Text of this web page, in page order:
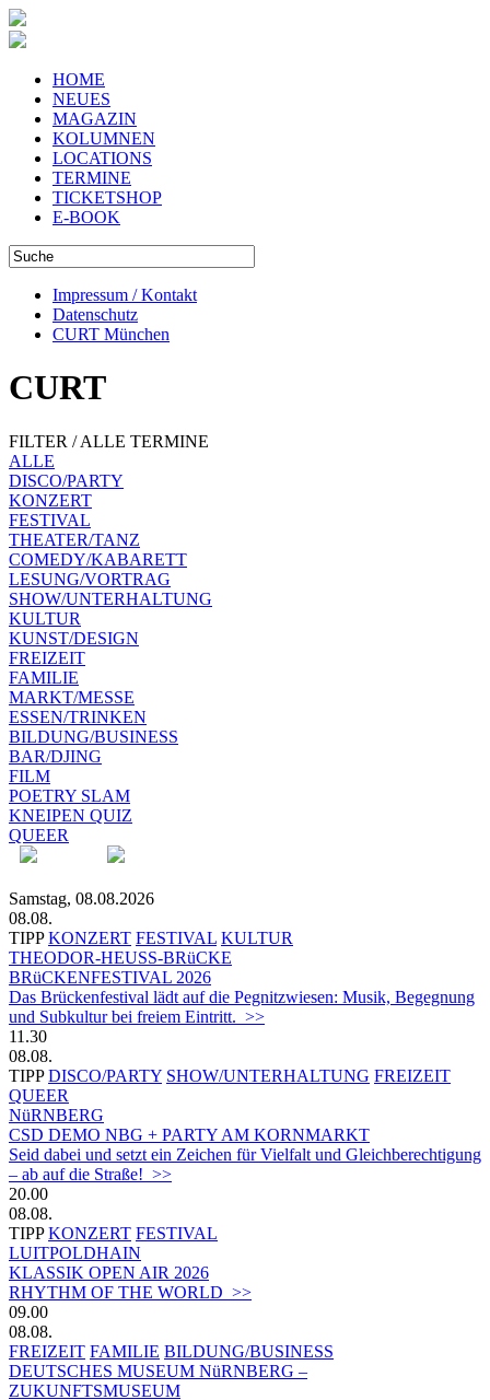
HOME
NEUES
MAGAZIN
KOLUMNEN
LOCATIONS
TERMINE
TICKETSHOP
E-BOOK
Impressum / Kontakt
Datenschutz
CURT München
CURT
FILTER / ALLE TERMINE
ALLE
DISCO/PARTY
KONZERT
FESTIVAL
THEATER/TANZ
COMEDY/KABARETT
LESUNG/VORTRAG
SHOW/UNTERHALTUNG
KULTUR
KUNST/DESIGN
FREIZEIT
FAMILIE
MARKT/MESSE
ESSEN/TRINKEN
BILDUNG/BUSINESS
BAR/DJING
FILM
POETRY SLAM
KNEIPEN QUIZ
QUEER
Samstag, 08.08.2026
08.08.
TIPP KONZERT FESTIVAL KULTUR
THEODOR-HEUSS-BRüCKE
BRüCKENFESTIVAL 2026
Das Brückenfestival lädt auf die Pegnitzwiesen: Musik, Begegnung
und Subkultur bei freiem Eintritt. >>
11.30
08.08.
TIPP DISCO/PARTY SHOW/UNTERHALTUNG FREIZEIT
QUEER
NüRNBERG
CSD DEMO NBG + PARTY AM KORNMARKT
Seid dabei und setzt ein Zeichen für Vielfalt und Gleichberechtigung
– ab auf die Straße! >>
20.00
08.08.
TIPP KONZERT FESTIVAL
LUITPOLDHAIN
KLASSIK OPEN AIR 2026
RHYTHM OF THE WORLD >>
09.00
08.08.
FREIZEIT FAMILIE BILDUNG/BUSINESS
DEUTSCHES MUSEUM NüRNBERG –
ZUKUNFTSMUSEUM